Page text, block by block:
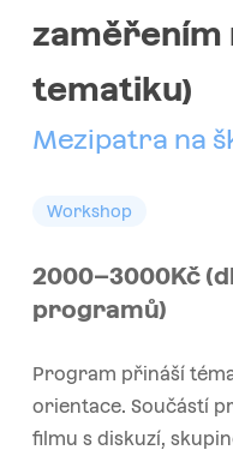
zaměřením
tematiku)
Mezipatra na
Workshop
2000–3000Kč
programů)
Program přináší
orientace. Součástí
filmu s diskuzí,